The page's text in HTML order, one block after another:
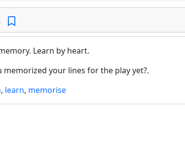
Learn by heart.
memorized your lines for the play yet?.
, learn, memorise